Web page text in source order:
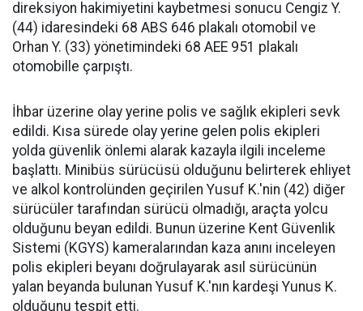
direksiyon hakimiyetini kaybetmesi sonucu Cengiz Y.
(44) idaresindeki 68 ABS 646 plakalı otomobil ve
Orhan Y. (33) yönetimindeki 68 AEE 951 plakalı
otomobille çarpıştı.
İhbar üzerine olay yerine polis ve sağlık ekipleri sevk
edildi. Kısa sürede olay yerine gelen polis ekipleri
yolda güvenlik önlemi alarak kazayla ilgili inceleme
başlattı. Minibüs sürücüsü olduğunu belirterek ehliyet
ve alkol kontrolünden geçirilen Yusuf K.'nin (42) diğer
sürücüler tarafından sürücü olmadığı, araçta yolcu
olduğunu beyan edildi. Bunun üzerine Kent Güvenlik
Sistemi (KGYS) kameralarından kaza anını inceleyen
polis ekipleri beyanı doğrulayarak asıl sürücünün
yalan beyanda bulunan Yusuf K.'nın kardeşi Yunus K.
olduğunu tespit etti.